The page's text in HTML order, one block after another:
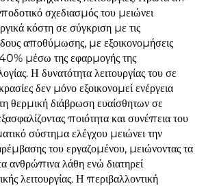
σχεδιασμός του μειώνει
κόστη σε σύγκριση με τις
αποθύμωσης, με εξοικονομήσεις
40% μέσω της εφαρμογής της
Η δυνατότητα λειτουργίας του σε
δεν μόνο εξοικονομεί ενέργεια
θερμική διάβρωση ευαίσθητων σε
ποιότητα και συνέπεια του
σύστημα ελέγχου μειώνει την
του εργαζομένου, μειώνοντας τα
ανθρώπινα λάθη ενώ διατηρεί
λειτουργίας. Η περιβαλλοντική